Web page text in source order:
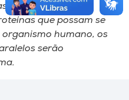
cheguem à
que possam se
humano, os
serão